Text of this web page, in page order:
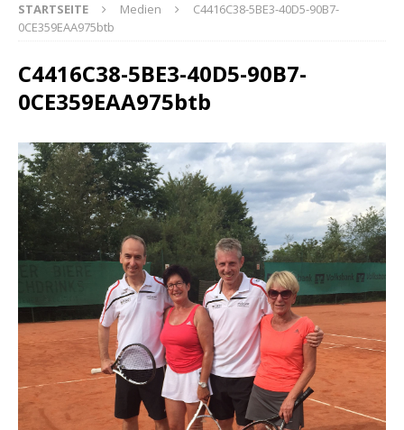
STARTSEITE Medien
C4416C38-5BE3-40D5-90B7-
0CE359EAA975btb
C4416C38-5BE3-40D5-90B7-
0CE359EAA975btb